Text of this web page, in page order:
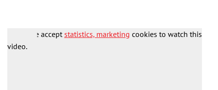
Please acceptstatistics, marketing cookies to watch this
video.